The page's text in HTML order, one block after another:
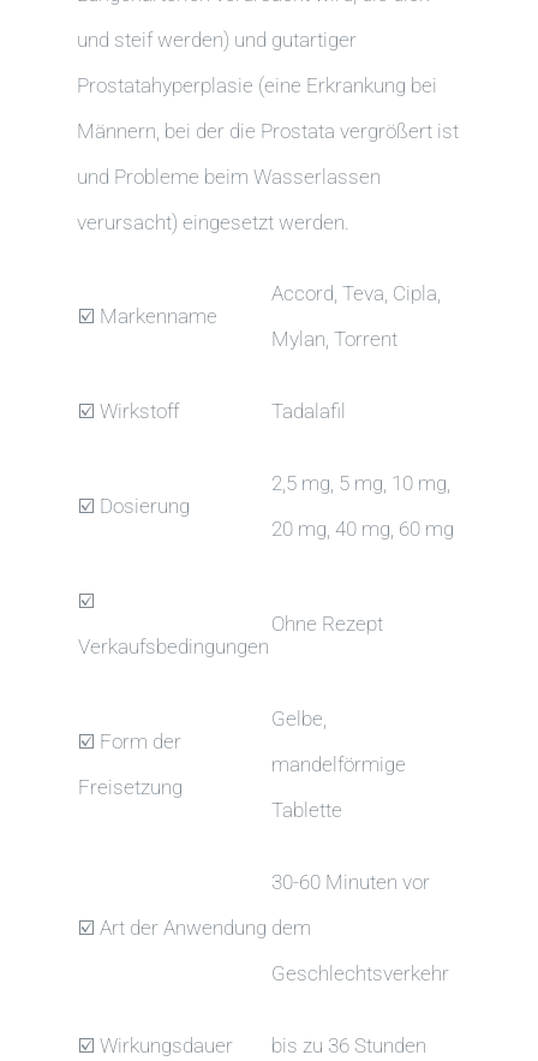
und steif werden) und gutartiger
Prostatahyperplasie (eine Erkrankung bei
Männern, bei der die Prostata vergrößert ist
und Probleme beim Wasserlassen
verursacht) eingesetzt werden.
☑️ Markenname
Accord, Teva, Cipla,
Mylan, Torrent
☑️ Wirkstoff Tadalafil
☑️ Dosierung
2,5 mg, 5 mg, 10 mg,
20 mg, 40 mg, 60 mg
☑️
Verkaufsbedingungen
Ohne Rezept
☑️ Form der
Freisetzung
Gelbe,
mandelförmige
Tablette
☑️ Art der Anwendung
30-60 Minuten vor
dem
Geschlechtsverkehr
☑️ Wirkungsdauer bis zu 36 Stunden